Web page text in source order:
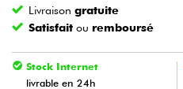
Violons & Quatuor
Livraisongratuite
Satisfait ou remboursé
Stock Internet
livrable en 24h